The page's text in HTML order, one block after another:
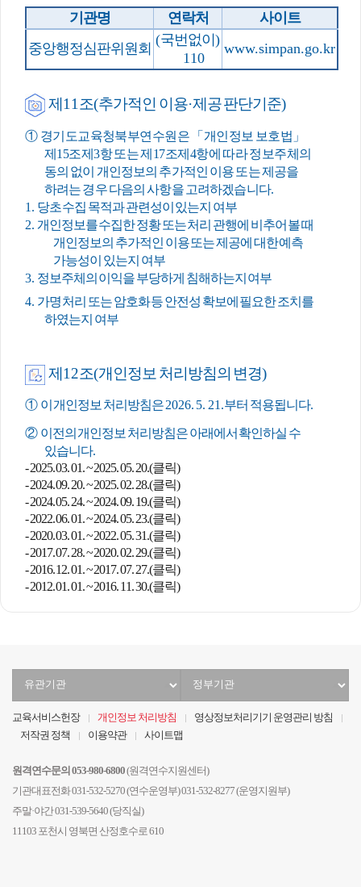
기관명 연락처
사이트
중앙행정심판위원회
(국번없이)
110
www.simpan.go.kr
제11 조(추가적인 이용·제공 판단기준)
① 경기도교육청북부연수원은 「 개인정보 보호법 」
제 15조제3항 또는 제 17조제 4항에 따라 정보주체의
동의 없이 개인정보의 추가적인 이용 또는 제공을
하려는 경우 다음의 사항을 고려하겠습니다.
1. 당초 수집 목적과 관련성이 있는지 여부
2. 개인정보를 수집한 정황 또는 처리 관행에 비추어 볼 때
개인정보의 추가적인 이용 또는 제공에 대한 예측
가능성이 있는지 여부
3. 정보주체의 이익을 부당하게 침해하는지 여부
4. 가명 처리 또는 암호화 등 안전성 확보에 필요한 조치를
하였는지 여부
제 12조(개인정보 처리방침의 변경)
① 이 개인정보 처리방침은2026. 5. 21.부터 적용됩니다.
② 이전의 개인정보 처리방침은 아래에서 확인하실 수
있습니다.
-2025. 03. 01. ~ 2025. 05. 20.(클릭)
-2024. 09. 20. ~ 2025. 02. 28.(클릭)
-2024. 05. 24. ~ 2024. 09. 19.(클릭)
-2022. 06. 01. ~ 2024. 05. 23.(클릭)
-2020. 03. 01. ~ 2022. 05. 31.(클릭)
-2017. 07. 28. ~ 2020. 02. 29.(클릭)
-2016. 12. 01. ~ 2017. 07. 27.(클릭)
-2012. 01. 01. ~ 2016. 11. 30.(클릭)
교육서비스헌장 개인정보 처리방침
영상정보처리기기 운영관리 방침
저작권 정책
이용약관 사이트맵
원격연수문의 053-980-6800(원격연수지원센터)
기관대표전화 031-532-5270 (연수운영부) 031-532-8277 (운영지원부)
주말·야간 031-539-5640 (당직실)
11103 포천시 영북면 산정호수로 610
관
선
관
선